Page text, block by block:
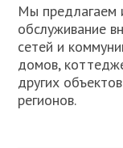
Мы предлагаем
обслуживание
сетей и
домов,
других
регионов.